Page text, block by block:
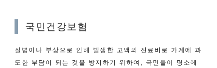
국민건강보험
질병이나 부상으로 인해 발생한 고액의 진료비로 가계에 과
도한 부담이 되는 것을 방지하기 위하여, 국민들이 평소에